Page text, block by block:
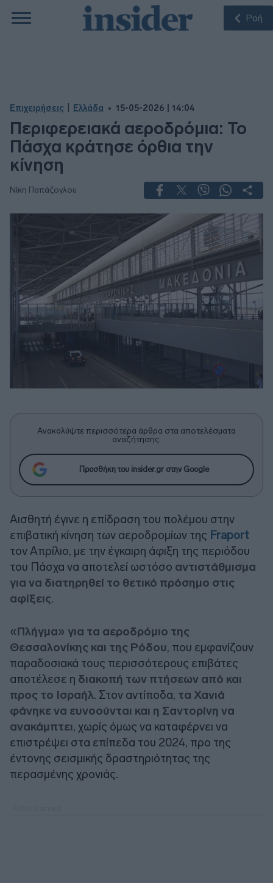
Ροή
Επιχειρήσεις Ελλάδα 15-05-2026 | 14:04
Περιφερειακά αεροδρόμια: Το
Πάσχα κράτησε όρθια την
κίνηση
Νίκη Παπάζογλου
Ανακαλύψτε περισσότερα άρθρα στα αποτελέσματα
αναζήτησης.
Προσθήκη του insider.gr στην Google
Αισθητή έγινε η επίδραση του πολέμου στην
επιβατική κίνηση των αεροδρομίων της Fraport
τον Απρίλιο, με την έγκαιρη άφιξη της περιόδου
του Πάσχα να αποτελεί ωστόσο αντιστάθμισμα
για να διατηρηθεί το θετικό πρόσημο στις
αφίξεις.
«Πλήγμα» για τα αεροδρόμιο της
Θεσσαλονίκης και της Ρόδου, που εμφανίζουν
παραδοσιακά τους περισσότερους επιβάτες
αποτέλεσε η διακοπή των πτήσεων από και
προς το Ισραήλ. Στον αντίποδα, τα Χανιά
φάνηκε να ευνοούνται και η Σαντορίνη να
ανακάμπτει, χωρίς όμως να καταφέρνει να
επιστρέψει στα επίπεδα του 2024, προ της
έντονης σεισμικής δραστηριότητας της
περασμένης χρονιάς.